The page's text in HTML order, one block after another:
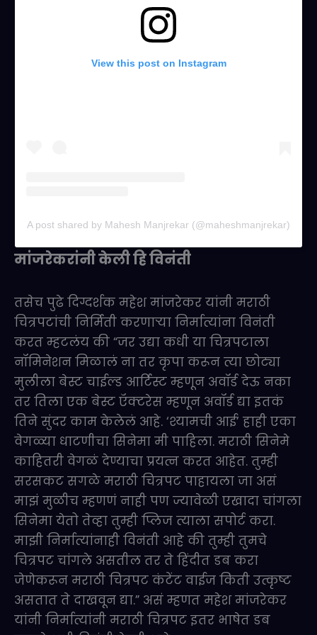
View this post on Instagram
A post shared by Mahesh Manjrekar (@maheshmanjrekar)
मांजरेकरांनी केली हि विनंती
तसेच पुढे दिग्दर्शक महेश मांजरेकर यांनी मराठी
चित्रपटांची निर्मिती करणाऱ्या निर्मात्यांना विनंती
करत म्हटलंय की “जर उद्या कधी या चित्रपटाला
नॉमिनेशन मिळालं ना तर कृपा करून त्या छोट्या
मुलीला बेस्ट चाईल्ड आर्टिस्ट म्हणून अवॉर्ड देऊ नका
तर तिला एक बेस्ट ऍक्टरेस म्हणून अवॉर्ड द्या इतकं
तिने सुंदर काम केलेलं आहे. ‘श्यामची आई’ हाही एका
वेगळ्या धाटणीचा सिनेमा मी पाहिला. मराठी सिनेमे
काहितरी वेगळं देण्याचा प्रयत्न करत आहेत. तुम्ही
सरसकट सगळे मराठी चित्रपट पाहायला जा असं
माझं मुळीच म्हणणं नाही पण ज्यावेळी एखादा चांगला
सिनेमा येतो तेव्हा तुम्ही प्लिज त्याला सपोर्ट करा.
माझी निर्मात्यांनाही विनंती आहे की तुम्ही तुमचे
चित्रपट चांगले असतील तर ते हिंदीत डब करा
जेणेकरून मराठी चित्रपट कंटेंट वाईज किती उत्कृष्ट
असतात ते दाखवून द्या.” असं म्हणत महेश मांजरेकर
यांनी निर्मात्यांनी मराठी चित्रपट इतर भाषेत डब